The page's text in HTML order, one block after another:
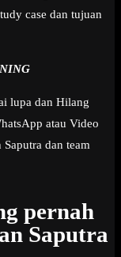
case dan tujuan
lupa dan Hilang
atau Video
dan team
pernah
Saputra